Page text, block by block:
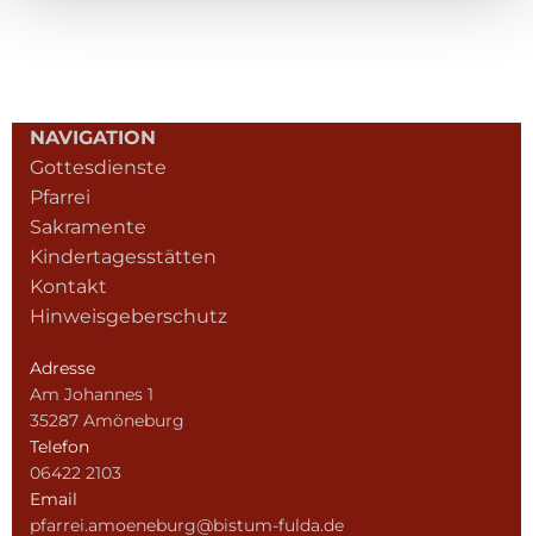
NAVIGATION
Gottesdienste
Pfarrei
Sakramente
Kindertagesstätten
Kontakt
Hinweisgeberschutz
Adresse
Am Johannes 1
35287 Amöneburg
Telefon
06422 2103
Email
pfarrei.amoeneburg@bistum-fulda.de